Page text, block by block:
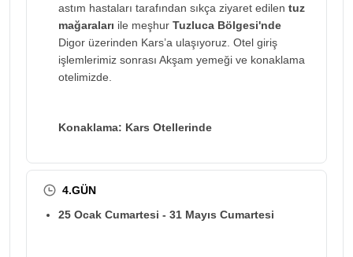
astım hastaları tarafından sıkça ziyaret edilen tuz
mağaraları ile meşhur Tuzluca Bölgesi'nde
Digor üzerinden Kars’a ulaşıyoruz. Otel giriş
işlemlerimiz sonrası Akşam yemeği ve konaklama
otelimizde.
Konaklama: Kars Otellerinde
4.GÜN
25 Ocak Cumartesi - 31 Mayıs Cumartesi